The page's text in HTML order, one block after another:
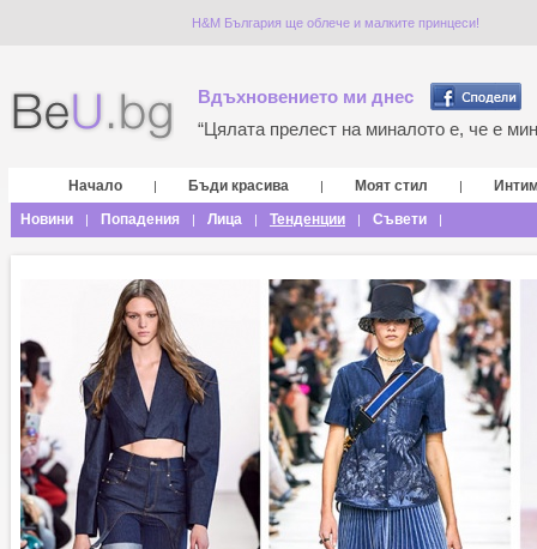
H&M България ще облече и малките принцеси!
Вдъхновението ми днес
“Цялата прелест на миналото е, че е
Начало | Бъди красива | Моят стил |
Новини
| Попадения | Лица | Тенденции | Съвети |